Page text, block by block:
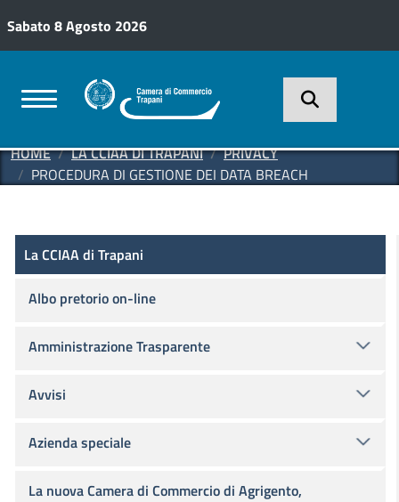
Sabato 8 Agosto 2026
HOME LA CCIAA DI TRAPANI
PRIVACY
PROCEDURA DI GESTIONE DEI DATA BREACH
La CCIAA di Trapani
La CCIAA di Trapani
Albo pretorio on-line
Amministrazione Trasparente
Avvisi
Azienda speciale
La nuova Camera di Commercio di Agrigento,